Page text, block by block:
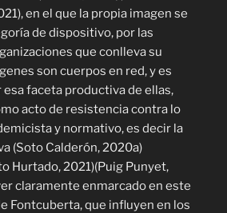
en el que la propia imagen se
de dispositivo, por las
que conlleva su
son cuerpos en red, y es
faceta productiva de ellas,
acto de resistencia contra lo
y normativo, es decir la
(Soto Calderón, 2020a)
Hurtado, 2021)(Puig Punyet,
claramente enmarcado en este
Fontcuberta, que influyen en los